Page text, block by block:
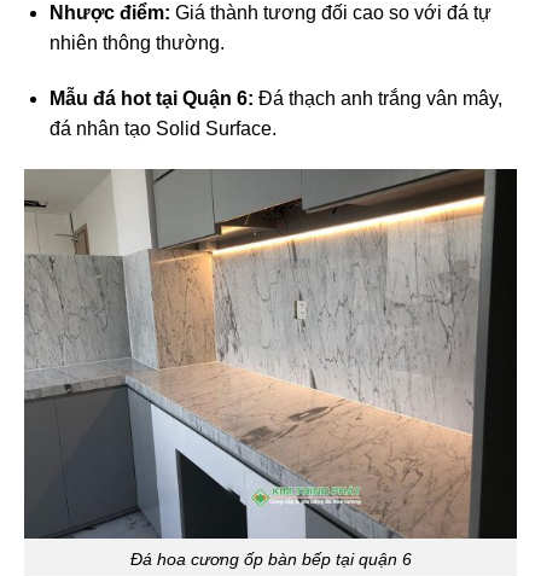
Nhược điểm: Giá thành tương đối cao so với đá tự
nhiên thông thường.
Mẫu đá hot tại Quận 6: Đá thạch anh trắng vân mây,
đá nhân tạo Solid Surface.
Đá hoa cương ốp bàn bếp tại quận 6